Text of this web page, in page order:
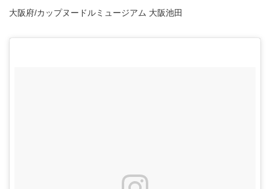
大阪府/カップヌードルミュージアム 大阪池田